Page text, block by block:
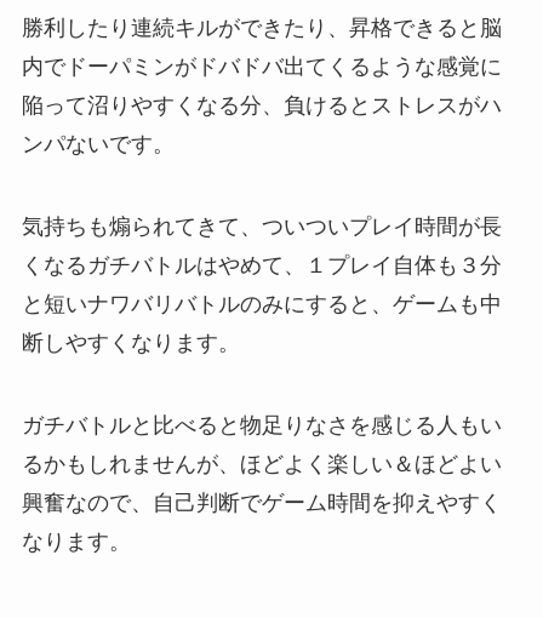
勝利したり連続キルができたり、昇格できると脳
内でドーパミンがドバドバ出てくるような感覚に
陥って沼りやすくなる分、負けるとストレスがハ
ンパないです。
気持ちも煽られてきて、ついついプレイ時間が長
くなるガチバトルはやめて、１プレイ自体も３分
と短いナワバリバトルのみにすると、ゲームも中
断しやすくなります。
ガチバトルと比べると物足りなさを感じる人もい
るかもしれませんが、ほどよく楽しい＆ほどよい
興奮なので、自己判断でゲーム時間を抑えやすく
なります。